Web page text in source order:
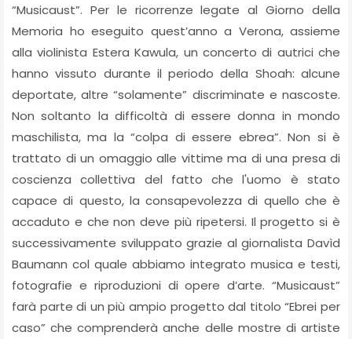
“Musicaust”. Per le ricorrenze legate al Giorno della
Memoria ho eseguito quest’anno a Verona, assieme
alla violinista Estera Kawula, un concerto di autrici che
hanno vissuto durante il periodo della Shoah: alcune
deportate, altre “solamente” discriminate e nascoste.
Non soltanto la difficoltà di essere donna in mondo
maschilista, ma la “colpa di essere ebrea”. Non si è
trattato di un omaggio alle vittime ma di una presa di
coscienza collettiva del fatto che l'uomo è stato
capace di questo, la consapevolezza di quello che è
accaduto e che non deve più ripetersi. Il progetto si è
successivamente sviluppato grazie al giornalista Davìd
Baumann col quale abbiamo integrato musica e testi,
fotografie e riproduzioni di opere d’arte. “Musicaust”
farà parte di un più ampio progetto dal titolo “Ebrei per
caso” che comprenderà anche delle mostre di artiste